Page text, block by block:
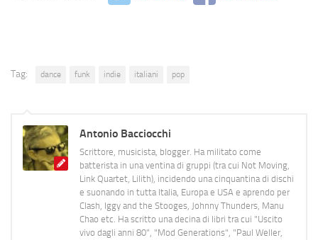
Tag: dance funk indie italiani pop
Antonio Bacciocchi
Scrittore, musicista, blogger. Ha militato come
batterista in una ventina di gruppi (tra cui Not Moving,
Link Quartet, Lilith), incidendo una cinquantina di dischi
e suonando in tutta Italia, Europa e USA e aprendo per
Clash, Iggy and the Stooges, Johnny Thunders, Manu
Chao etc. Ha scritto una decina di libri tra cui "Uscito
vivo dagli anni 80", "Mod Generations", "Paul Weller,